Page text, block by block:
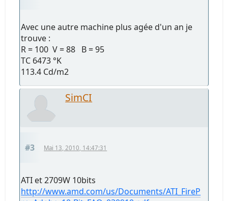
Avec une autre machine plus agée d'un an je
trouve :
R = 100 V = 88 B = 95
TC 6473 °K
113.4 Cd/m2
SimCI
#3 Mai 13, 2010, 14:47:31
ATI et 2709W 10bits
http://www.amd.com/us/Documents/ATI_FireP